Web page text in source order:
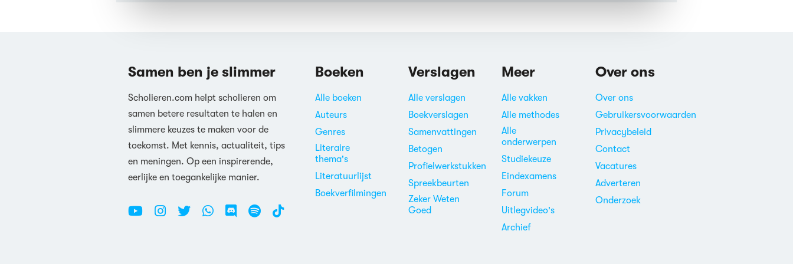
Samen ben je slimmer
Scholieren.com helpt scholieren om
samen betere resultaten te halen en
slimmere keuzes te maken voor de
toekomst. Met kennis, actualiteit, tips
en meningen. Op een inspirerende,
eerlijke en toegankelijke manier.
Boeken
Alle boeken
Auteurs
Genres
Literaire
thema's
Literatuurlijst
Boekverfilmingen
Verslagen
Alle verslagen
Boekverslagen
Samenvattingen
Betogen
Profielwerkstukken
Spreekbeurten
Zeker Weten
Goed
Meer
Alle vakken
Alle methodes
Alle
onderwerpen
Studiekeuze
Eindexamens
Forum
Uitlegvideo's
Archief
Over ons
Over ons
Gebruikersvoorwaarden
Privacybeleid
Contact
Vacatures
Adverteren
Onderzoek